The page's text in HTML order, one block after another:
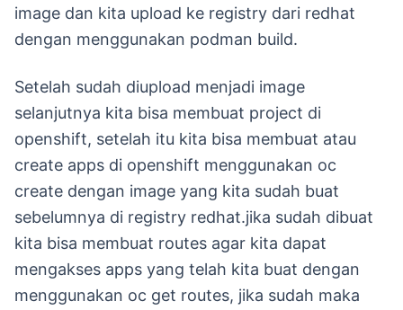
image dan kita upload ke registry dari redhat
dengan menggunakan podman build.
Setelah sudah diupload menjadi image
selanjutnya kita bisa membuat project di
openshift, setelah itu kita bisa membuat atau
create apps di openshift menggunakan oc
create dengan image yang kita sudah buat
sebelumnya di registry redhat.jika sudah dibuat
kita bisa membuat routes agar kita dapat
mengakses apps yang telah kita buat dengan
menggunakan oc get routes, jika sudah maka